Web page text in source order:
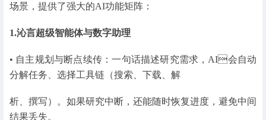
场景，提供了强大的AI功能矩阵：
1.沁言超级智能体与数字助理
• 自主规划与断点续传：一句话描述研究需求，AI会自动
分解任务、选择工具链（搜索、下载、解
析、撰写）。如果研究中断，还能随时恢复进度，避免中间
结果丢失。